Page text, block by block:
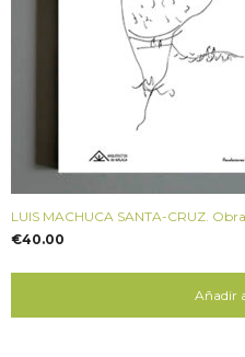
LUIS MACHUCA SANTA-CRUZ.
€40.00
Añadir